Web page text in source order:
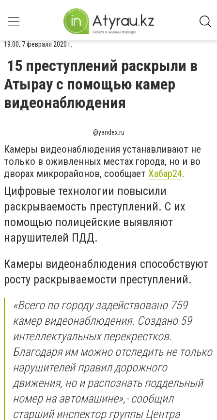
19:00, 7 февраля 2020 г.
15 преступлений раскрыли в
Атырау с помощью камер
видеонаблюдения
@yandex.ru
Камеры видеонаблюдения устанавливают не
только в оживленных местах города, но и во
дворах микрорайонов, сообщает Хабар24.
Цифровые технологии повысили
раскрываемость преступлений. С их
помощью полицейские выявляют
нарушителей ПДД.
Камеры видеонаблюдения способствуют
росту раскрываемости преступлений.
«Всего по городу задействовано 759
камер видеонаблюдения. Создано 59
интеллектуальных перекрестков.
Благодаря им можно отследить не только
нарушителей правил дорожного
движения, но и распознать поддельный
номер на автомашине»,- сообщил
старший инспектор группы Центра